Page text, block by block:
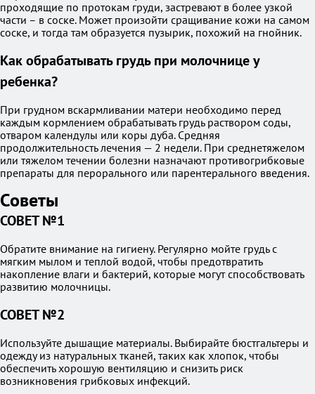
проходящие по протокам груди, застревают в более узкой
части – в соске. Может произойти сращивание кожи на самом
соске, и тогда там образуется пузырик, похожий на гнойник.
Как обрабатывать грудь при молочнице у
ребенка?
При грудном вскармливании матери необходимо перед
каждым кормлением обрабатывать грудь раствором соды,
отваром календулы или коры дуба. Средняя
продолжительность лечения — 2 недели. При среднетяжелом
или тяжелом течении болезни назначают противогрибковые
препараты для перорального или парентерального введения.
Советы
СОВЕТ №1
Обратите внимание на гигиену. Регулярно мойте грудь с
мягким мылом и теплой водой, чтобы предотвратить
накопление влаги и бактерий, которые могут способствовать
развитию молочницы.
СОВЕТ №2
Используйте дышащие материалы. Выбирайте бюстгальтеры и
одежду из натуральных тканей, таких как хлопок, чтобы
обеспечить хорошую вентиляцию и снизить риск
возникновения грибковых инфекций.